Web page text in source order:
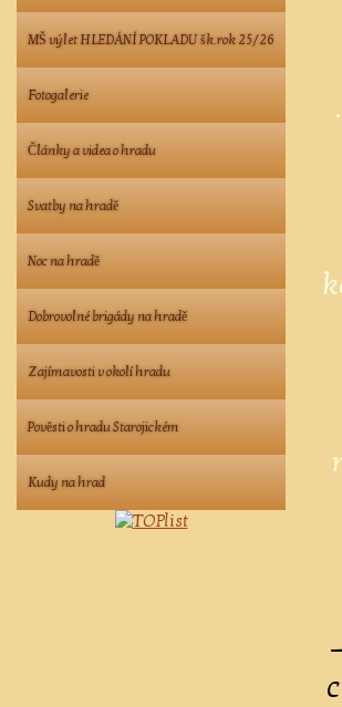
MŠ výlet HLEDÁNÍ POKLADU šk.rok 25/26
Fotogalerie
Články a videa o hradu
Svatby na hradě
Noc na hradě
Dobrovolné brigády na hradě
Zajímavosti v okolí hradu
Pověsti o hradu Starojickém
Kudy na hrad